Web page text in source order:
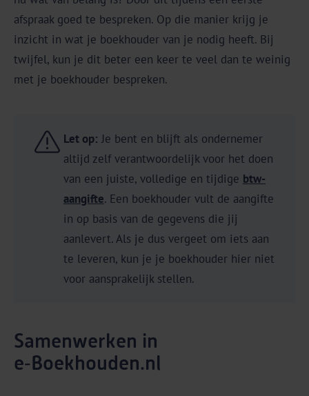
afspraak goed te bespreken. Op die manier krijg je
inzicht in wat je boekhouder van je nodig heeft. Bij
twijfel, kun je dit beter een keer te veel dan te weinig
met je boekhouder bespreken.
Let op: Je bent en blijft als ondernemer
altijd zelf verantwoordelijk voor het doen
van een juiste, volledige en tijdige btw-
aangifte. Een boekhouder vult de aangifte
in op basis van de gegevens die jij
aanlevert. Als je dus vergeet om iets aan
te leveren, kun je je boekhouder hier niet
voor aansprakelijk stellen.
Samenwerken in
e‑Boekhouden.nl